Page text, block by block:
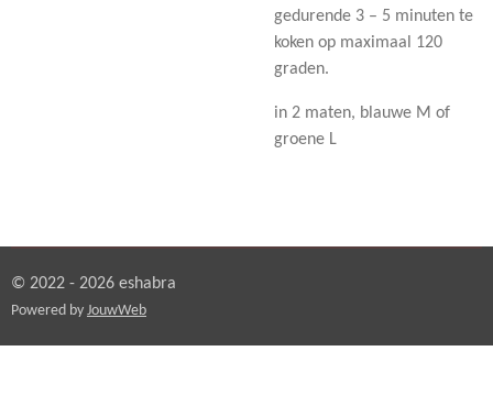
gedurende 3 – 5 minuten te
koken op maximaal 120
graden.
in 2 maten, blauwe M of
groene L
© 2022 - 2026 eshabra
Powered by JouwWeb